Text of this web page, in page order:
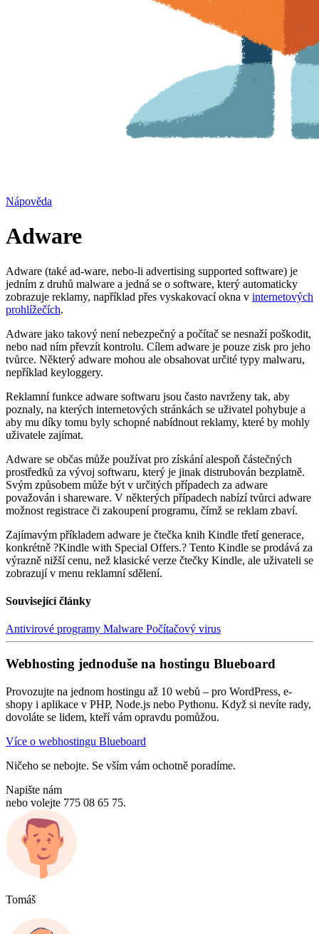
Nápověda
Adware
Adware (také ad-ware, nebo-li advertising supported software) je
jedním z druhů malware a jedná se o software, který automaticky
zobrazuje reklamy, například přes vyskakovací okna v internetových
prohlížečích.
Adware jako takový není nebezpečný a počítač se nesnaží poškodit,
nebo nad ním převzít kontrolu. Cílem adware je pouze zisk pro jeho
tvůrce. Některý adware mohou ale obsahovat určité typy malwaru,
nepříklad keyloggery.
Reklamní funkce adware softwaru jsou často navrženy tak, aby
poznaly, na kterých internetových stránkách se uživatel pohybuje a
aby mu díky tomu byly schopné nabídnout reklamy, které by mohly
uživatele zajímat.
Adware se občas může používat pro získání alespoň částečných
prostředků za vývoj softwaru, který je jinak distrubován bezplatně.
Svým způsobem může být v určitých případech za adware
považován i shareware. V některých případech nabízí tvůrci adware
možnost registrace či zakoupení programu, čímž se reklam zbaví.
Zajímavým příkladem adware je čtečka knih Kindle třetí generace,
konkrétně ?Kindle with Special Offers.? Tento Kindle se prodává za
výrazně nižší cenu, než klasické verze čtečky Kindle, ale uživateli se
zobrazují v menu reklamní sdělení.
Související články
Antivirové programy Malware Počítačový virus
Webhosting jednoduše na hostingu Blueboard
Provozujte na jednom hostingu až 10 webů – pro WordPress, e-
shopy i aplikace v PHP, Node.js nebo Pythonu. Když si nevíte rady,
dovoláte se lidem, kteří vám opravdu pomůžou.
Více o webhostingu Blueboard
Ničeho se nebojte. Se vším vám ochotně poradíme.
Napište nám
nebo volejte 775 08 65 75.
Tomáš